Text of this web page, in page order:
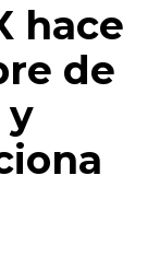
hace
de
y